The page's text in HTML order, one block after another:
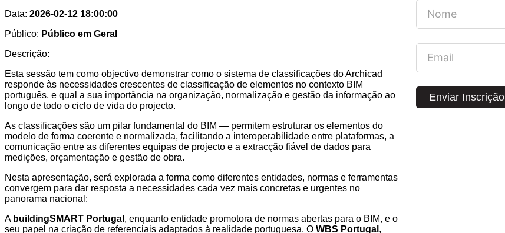
Data: 2026-02-12 18:00:00
Público: Público em Geral
Descrição:
Esta sessão tem como objectivo demonstrar como o sistema de classificações do Archicad
responde às necessidades crescentes de classificação de elementos no contexto BIM
português, e qual a sua importância na organização, normalização e gestão da informação ao
longo de todo o ciclo de vida do projecto.
As classificações são um pilar fundamental do BIM — permitem estruturar os elementos do
modelo de forma coerente e normalizada, facilitando a interoperabilidade entre plataformas, a
comunicação entre as diferentes equipas de projecto e a extracção fiável de dados para
medições, orçamentação e gestão de obra.
Nesta apresentação, será explorada a forma como diferentes entidades, normas e ferramentas
convergem para dar resposta a necessidades cada vez mais concretas e urgentes no
panorama nacional:
A buildingSMART Portugal , enquanto entidade promotora de normas abertas para o BIM, e o
seu papel na criação de referenciais adaptados à realidade portuguesa. O WBS Portugal ,
Enviar Inscrição